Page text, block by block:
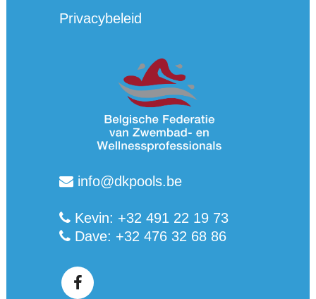
Privacybeleid
info@dkpools.be
Kevin: +32 491 22 19 73
Dave: +32 476 32 68 86